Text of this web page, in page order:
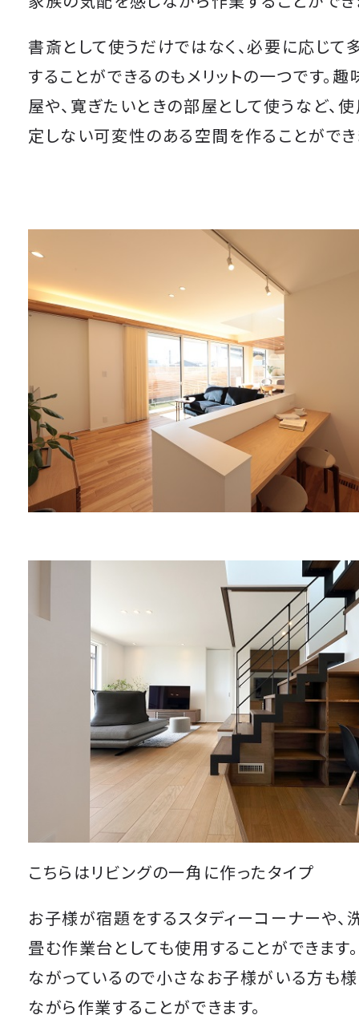
書斎として使うだけではなく、必要に応じて
することができるのもメリットの一つです。
屋や、寛ぎたいときの部屋として使うなど、
定しない可変性のある空間を作ることができ
こちらはリビングの一角に作ったタイプ
お子様が宿題をするスタディーコーナーや、
畳む作業台としても使用することができます
ながっているので小さなお子様がいる方も
ながら作業することができます。